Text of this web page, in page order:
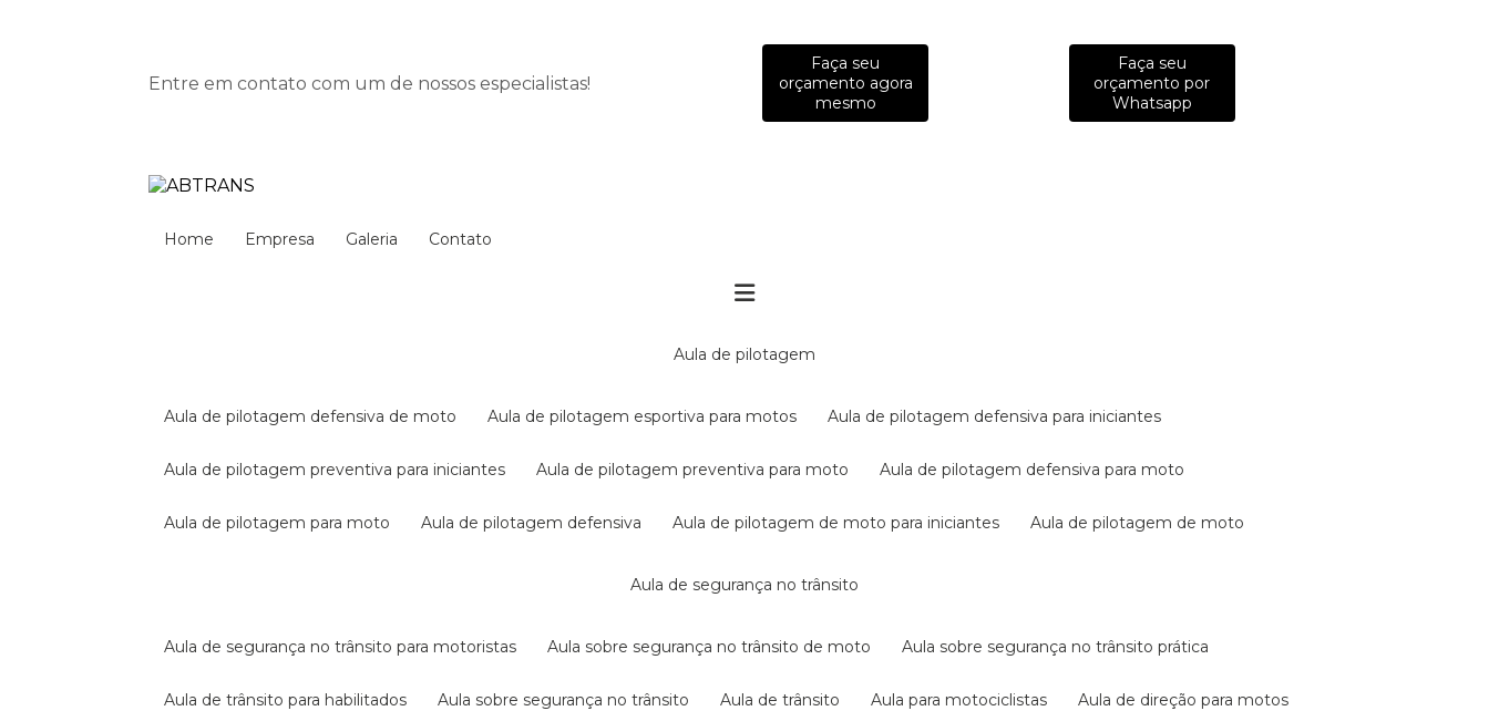
Entre em contato com um de nossos especialistas!
Faça seu
orçamento agora
mesmo
Faça seu
orçamento por
Whatsapp
Home Empresa Galeria Contato
aula de pilotagem
aula de pilotagem defensiva de moto aula de pilotagem esportiva para motos aula de pilotagem defensiva para iniciantes
aula de pilotagem preventiva para iniciantes aula de pilotagem preventiva para moto aula de pilotagem defensiva para moto
aula de pilotagem para moto aula de pilotagem defensiva aula de pilotagem de moto para iniciantes aula de pilotagem de moto
aula de segurança no trânsito
aula de segurança no trânsito para motoristas aula sobre segurança no trânsito de moto aula sobre segurança no trânsito prática
aula de trânsito para habilitados aula sobre segurança no trânsito aula de trânsito aula para motociclistas aula de direção para motos